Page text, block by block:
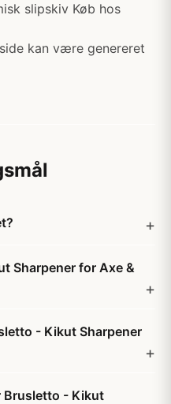
slipskiv Køb hos
kan være genereret
Sharpener for Axe &
- Kikut Sharpener
Brusletto - Kikut